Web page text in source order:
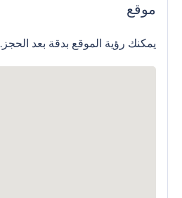
موقع
يمكنك رؤية الموقع بدقة بعد الحجز.